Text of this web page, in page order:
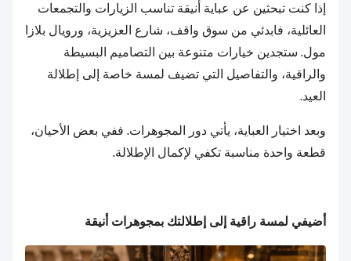
إذا كنت تبحثين عن عباية أنيقة تناسب الزيارات والتجمعات
العائلية، فابدئي من سوق واقف، شارع العزيزية، ورويال بلازا
مول. ستجدين خيارات متنوعة بين التصاميم البسيطة
والراقية، والتفاصيل التي تضيف لمسة خاصة إلى إطلالة
العيد.
وبعد اختيار العباية، يأتي دور المجوهرات. ففي بعض الأحيان،
قطعة واحدة مناسبة تكفي لإكمال الإطلالة.
أضيفي لمسة راقية إلى إطلالتك بمجوهرات أنيقة